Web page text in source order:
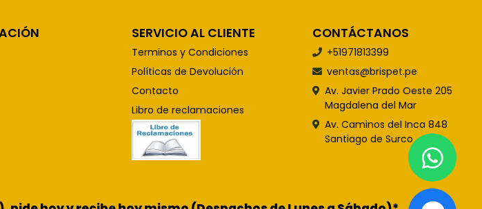
SERVICIO AL CLIENTE
Terminos y Condiciones
Políticas de Devolución
Contacto
Libro de reclamaciones
CONTÁCTANOS
+51971813399
ventas@brispet.pe
Av. Javier Prado Oeste 205
Magdalena del Mar
Av. Caminos del Inca 848
Santiago de Surco